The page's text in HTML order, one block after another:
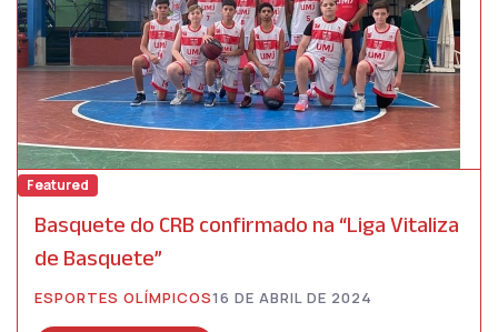
Featured
Basquete do CRB confirmado na “Liga Vitaliza
de Basquete”
ESPORTES OLÍMPICOS16 DE ABRIL DE 2024